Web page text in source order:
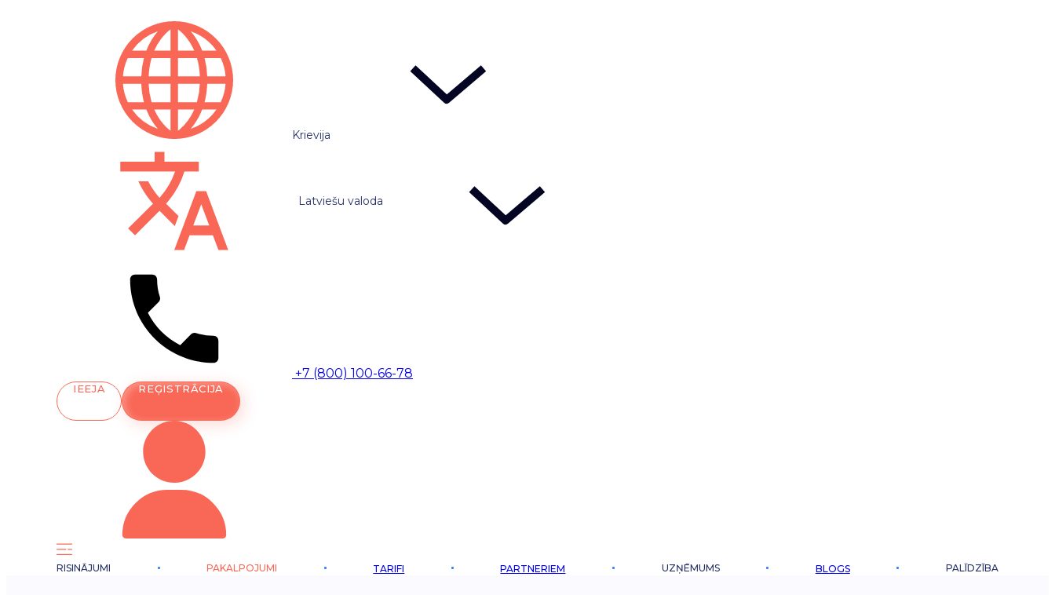
Krievija
Latviešu valoda
+7 (800) 100-66-78
IEEJA REĢISTRĀCIJA
RISINĀJUMI PAKALPOJUMI TARIFI PARTNERIEM UZŅĒMUMS BLOGS PALĪDZĪBA